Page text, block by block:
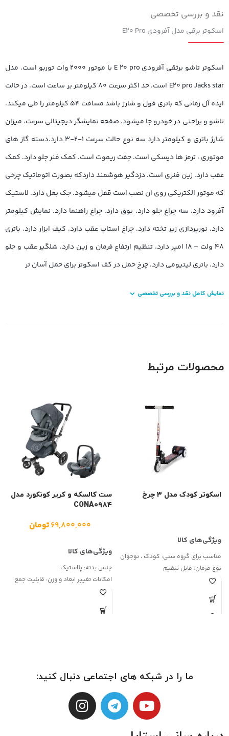
نقد و بررسی تخصصی
اسکوتر برقی مدل آفرودی E۲۰ Pro
اسکوتر تاشو برثقی آفرودی E ۲۰ pro با موتور ۲۰۰۰ وات توربو است. مدل
E۲۰ pro Jacks star است. حد اکثر سرعت ۸۰ کیلومتر بر ساعت است. در حالت
ایده آل زمانی که باتری فول و شارژ باشد مسافت ۵۴ کیلومتر را طی میکند.
تاشو و براحتی در خودرو جا میشود. صفحه نمایشگر دیجیتالی سرعت، میزان
شارژ باتری و کیلومتر دارد سه نوع حالت سرعت ۱-۲-۳ دارد.دسته گاز های
موتوری ، ترمز ها دیسکی است. جفت ریموت است. کمک فنر جلو دارد. کمک
عقب دارد. زین فنری است. دزدگیر هوشمند داردکه بصورت اتوماتیک چرخی
که موتور الکتریکی روی ان نصب است قفل میشود. جک بغل دارد. لاستیک
آفرود دارد. سه چراغ جلو دارد. بوق دارد. چراغ راهنما دارد. نمایش کیلومتر
دارد. نورپردازی زیر تخته دارد. چراغ استاپ عقب دارد. کیف ابزار دارد. باتری
۴۸ ولت – ۱۸ امپر دارد. تنظیم ارتفاع فرمان و زین دارد. شلگیر عقب و جلو
دارد. باتری لیتیومی دارد. چرخ حمل در کف اسکوتر برای حمل آسان تر
نمایش کامل نقد و بررسی تخصصی
محصولات مرتبط
اسکوتر کودک مدل ۳ چرخ
مناسب برای گروه سنی: کودک ، نوجوان
نوع فرمان: قابل تنظیم
نوع ترمز:
خانگی
ست کالسکه و کریر کونکورد مدل
CONA۰۹۸۴
۶۹,۸۰۰,۰۰۰تومان
جنس بدنه: پلاستیک
امکانات تغییر ابعاد و وزن: قابلیت جمع
شدن
جنس دسته:
ما را در شبکه های اجتماعی دنبال کنید: